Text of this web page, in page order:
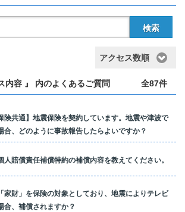
検索
アクセス数順
内容 』 内のよくあるご質問 全87件
険共通】地震保険を契約しています。地震や津波で
合、どのように事故報告したらよいですか？
人賠償責任補償特約の補償内容を教えてください。
家財」を保険の対象としており、地震によりテレビ
合、補償されますか？